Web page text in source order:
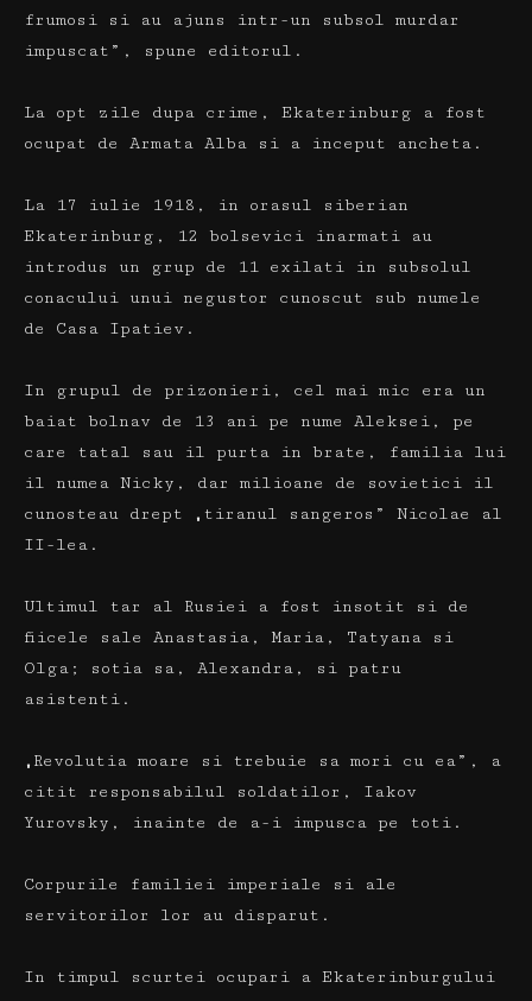
frumosi si au ajuns intr-un subsol murdar
impuscat”, spune editorul.
La opt zile dupa crime, Ekaterinburg a fost
ocupat de Armata Alba si a inceput ancheta.
La 17 iulie 1918, in orasul siberian
Ekaterinburg, 12 bolsevici inarmati au
introdus un grup de 11 exilati in subsolul
conacului unui negustor cunoscut sub numele
de Casa Ipatiev.
In grupul de prizonieri, cel mai mic era un
baiat bolnav de 13 ani pe nume Aleksei, pe
care tatal sau il purta in brate, familia lui
il numea Nicky, dar milioane de sovietici il
cunosteau drept „tiranul sangeros” Nicolae al
II-lea.
Ultimul tar al Rusiei a fost insotit si de
fiicele sale Anastasia, Maria, Tatyana si
Olga;
sotia sa, Alexandra, si patru
asistenti.
„Revolutia moare si trebuie sa mori cu ea”, a
citit responsabilul soldatilor, Iakov
Yurovsky, inainte de a-i impusca pe toti.
Corpurile familiei imperiale si ale
servitorilor lor au disparut.
In timpul scurtei ocupari a Ekaterinburgului